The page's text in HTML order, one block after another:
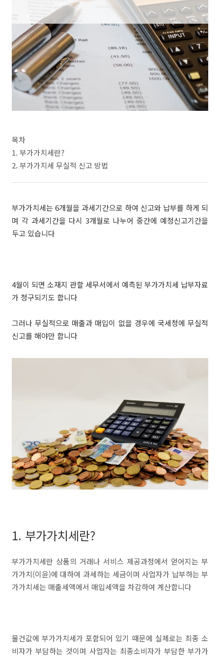
목차
1. 부가가치세란?
2. 부가가치세 무실적 신고 방법
부가가치세는 6개월을 과세기간으로 하여 신고와 납부를 하게 되
며 각 과세기간을 다시 3개월로 나누어 중간에 예정신고기간을
두고 있습니다
4월이 되면 소재지 관할 세무서에서 예측된 부가가치세 납부자료
가 청구되기도 합니다
그러나 무실적으로 매출과 매입이 없을 경우에 국세청에 무실적
신고를 해야만 합니다
1. 부가가치세란?
부가가치세란 상품의 거래나 서비스 제공과정에서 얻어지는 부
가가치(이윤)에 대하여 과세하는 세금이며 사업자가 납부하는 부
가가치세는 매출세액에서 매입세액을 차감하여 계산합니다
물건값에 부가가치세가 포함되어 있기 때문에 실제로는 최종 소
비자가 부담하는 것이며 사업자는 최종소비자가 부담한 부가가